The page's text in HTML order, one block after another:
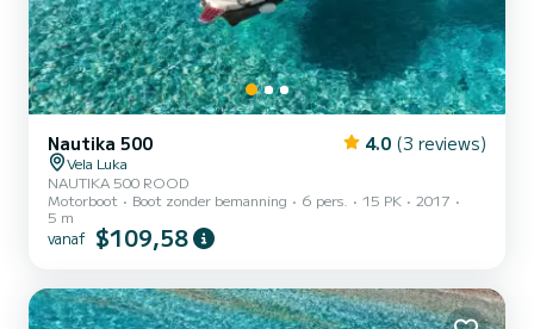
Nautika 500 4.0 (3 reviews)
Vela Luka
NAUTIKA 500 ROOD
Motorboot
Boot zonder bemanning 6 pers. 15 PK
2017
5 m
vanaf $109,58